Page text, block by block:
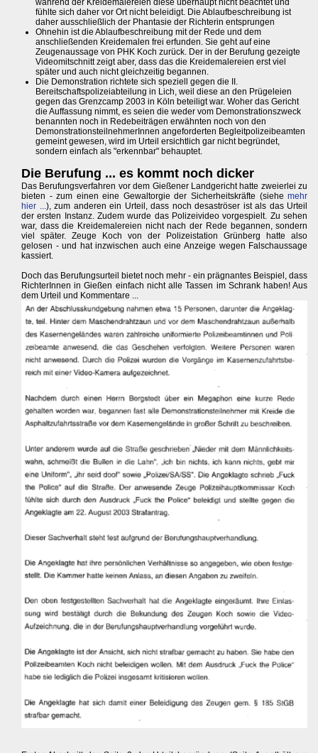
während der Kreidemalereien diese überhaupt nicht beachtet und
fühlte sich daher vor Ort nicht beleidigt. Die Ablaufbeschreibung ist
daher ausschließlich der Phantasie der Richterin entsprungen
Ohnehin ist die Ablaufbeschreibung mit der Rede und dem
anschließenden Kreidemalen frei erfunden. Sie geht auf eine
Zeugenaussage von PHK Koch zurück. Der in der Berufung gezeigte
Videomitschnitt zeigt aber, dass das die Kreidemalereien erst viel
später und auch nicht gleichzeitig begannen.
Die Demonstration richtete sich speziell gegen die II.
Bereitschaftspolizeiabteilung in Lich, weil diese an den Prügeleien
gegen das Grenzcamp 2003 in Köln beteiligt war. Woher das Gericht
die Auffassung nimmt, es seien die weder vom Demonstrationszweck
benannten noch in Redebeiträgen erwähnten noch von den
DemonstrationsteilnehmerInnen angeforderten Begleitpolizeibeamten
gemeint gewesen, wird im Urteil ersichtlich gar nicht begründet,
sondern einfach als "erkennbar" behauptet.
Die Berufung ... es kommt noch dicker
Das Berufungsverfahren vor dem Gießener Landgericht hatte zweierlei zu
bieten - zum einen eine Gewaltorgie der Sicherheitskräfte (siehemehr
hier ...), zum anderen ein Urteil, dass noch desaströser ist als das Urteil
der ersten Instanz. Zudem wurde das Polizeivideo vorgespielt. Zu sehen
war, dass die Kreidemalereien nicht nach der Rede begannen, sondern
viel später. Zeuge Koch von der Polizeistation Grünberg hatte also
gelosen - und hat inzwischen auch eine Anzeige wegen Falschaussage
kassiert.
Doch das Berufungsurteil bietet noch mehr - ein prägnantes Beispiel, dass
RichterInnen in Gießen einfach nicht alle Tassen im Schrank haben! Aus
dem Urteil und Kommentare ...